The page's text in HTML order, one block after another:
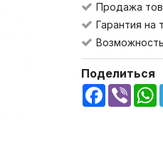
Продажа
Гарантия на
Поделиться
Facebook
Viber